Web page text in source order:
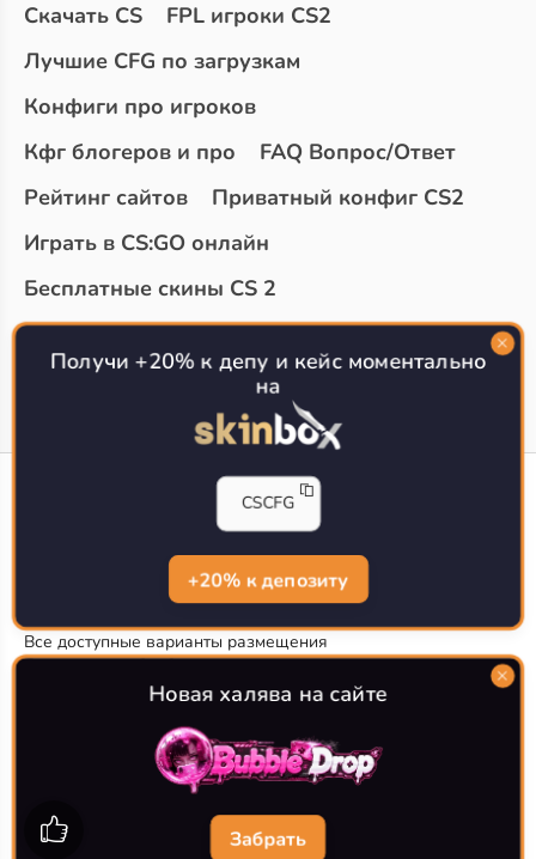
Скачать CS
FPL игроки CS2
Лучшие CFG по загрузкам
Конфиги про игроков
Кфг блогеров и про
FAQ Вопрос/Ответ
Рейтинг сайтов
Приватный конфиг CS2
Играть в CS:GO онлайн
Бесплатные скины CS 2
Топ сайтов с халявой КС 2
О проекте
CS-CONFIG.com © 2020-2026 г.
Политика конфиденциальности
РЕКЛАМА НА САЙТЕ
Все доступные варианты размещения
Согласие на обработку данных
О CS-CONFIG.COM
CFG pro CS 2 - именно это мы и размещаем на нашем
проекте, иными словами мы предоставляем пользователям
конфиги про игроков кс2. Также вы сможете
самостоятельно поделиться своими настройками с другими
Разработка сайта
WebZapusk.ru
Получи +20% к депу и кейс моментально
на
CSCFG
+20% к депозиту
Новая халява на сайте
Забрать